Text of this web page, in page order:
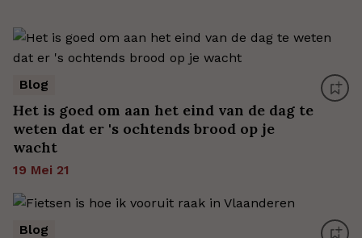
Blog
Het is goed om aan het eind van de dag te
weten dat er 's ochtends brood op je
wacht
19 Mei 21
Blog